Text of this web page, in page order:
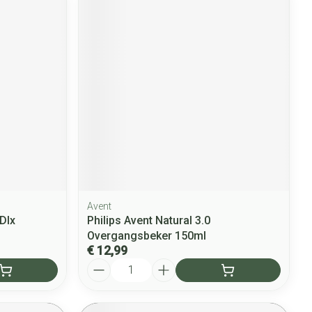
Avent
Philips Avent Natural 3.0
Overgangsbeker 150ml
€ 12,99